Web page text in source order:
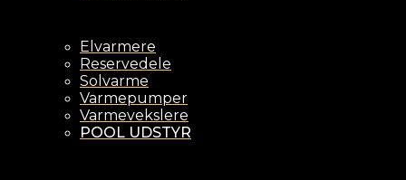
Elvarmere
Reservedele
Solvarme
Varmepumper
Varmevekslere
POOL UDSTYR